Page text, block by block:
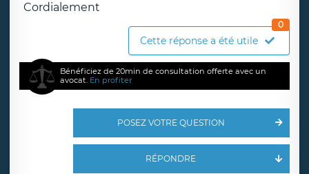
Cordialement
Cette réponse a été utile
0
Bénéficiez de 20min de consultation offerte avec un
avocat. En profiter
POSEZ VOTRE QUESTION
RÉPONDRE